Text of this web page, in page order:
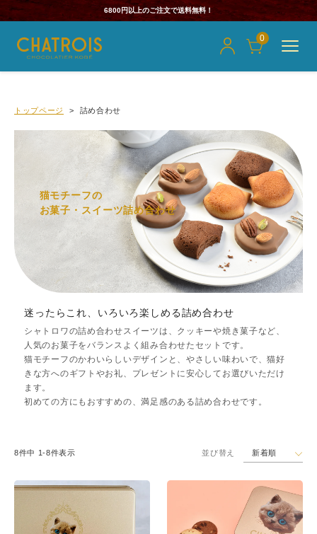
6800円以上のご注文で送料無料！
0
トップページ 詰め合わせ
猫モチーフの
お菓子・スイーツ詰め合わせ
迷ったらこれ、いろいろ楽しめる詰め合わせ
シャトロワの詰め合わせスイーツは、クッキーや焼き菓子など、
人気のお菓子をバランスよく組み合わせたセットです。
猫モチーフのかわいらしいデザインと、やさしい味わいで、猫好
きな方へのギフトやお礼、プレゼントに安心してお選びいただけ
ます。
初めての方にもおすすめの、満足感のある詰め合わせです。
並び替え 新着順
8件中 1-8件表示